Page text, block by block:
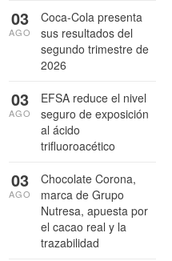
Coca-Cola presenta
sus resultados del
segundo trimestre de
2026
03
AGO
EFSA reduce el nivel
seguro de exposición
al ácido
trifluoroacético
03
AGO
Chocolate Corona,
marca de Grupo
Nutresa, apuesta por
el cacao real y la
trazabilidad
03
AGO